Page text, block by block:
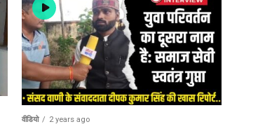
वीडियो 2 years ago